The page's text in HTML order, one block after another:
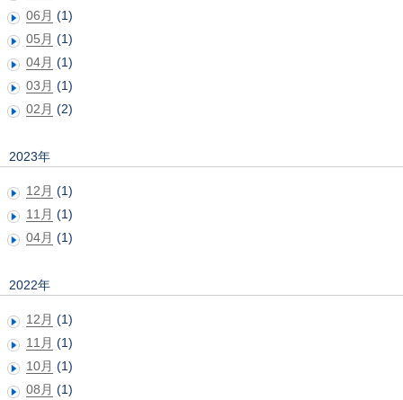
06月 (1)
05月 (1)
04月 (1)
03月 (1)
02月 (2)
2023年
12月 (1)
11月 (1)
04月 (1)
2022年
12月 (1)
11月 (1)
10月 (1)
08月 (1)